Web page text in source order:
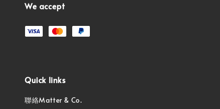
We accept
Quick links
聯絡Matter & Co.